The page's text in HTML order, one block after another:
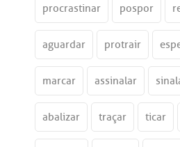
procrastinar pospor
aguardar protrair
marcar assinalar
abalizar traçar ticar